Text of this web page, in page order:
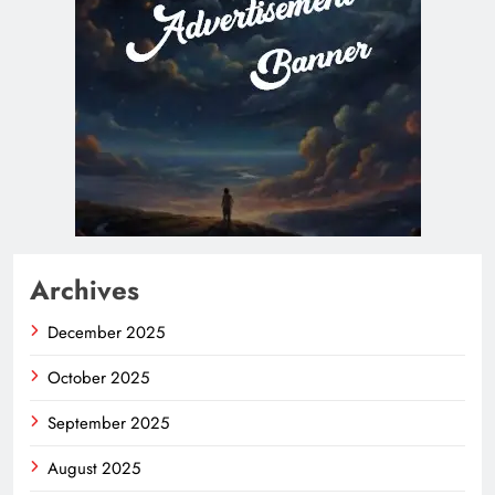
Archives
December 2025
October 2025
September 2025
August 2025